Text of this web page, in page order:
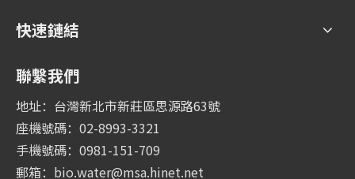
快速鏈結
聯繫我們
地址：台灣新北市新莊區思源路63號
座機號碼：02-8993-3321
手機號碼：0981-151-709
郵箱： bio.water@msa.hinet.net